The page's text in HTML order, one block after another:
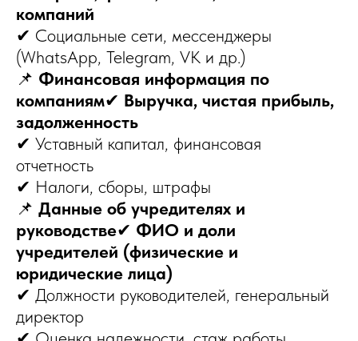
компаний
✔ Социальные сети, мессенджеры
(WhatsApp, Telegram, VK и др.)
📌 Финансовая информация по
компаниям✔ Выручка, чистая прибыль,
задолженность
✔ Уставный капитал, финансовая
отчетность
✔ Налоги, сборы, штрафы
📌 Данные об учредителях и
руководстве✔ ФИО и доли
учредителей (физические и
юридические лица)
✔ Должности руководителей, генеральный
директор